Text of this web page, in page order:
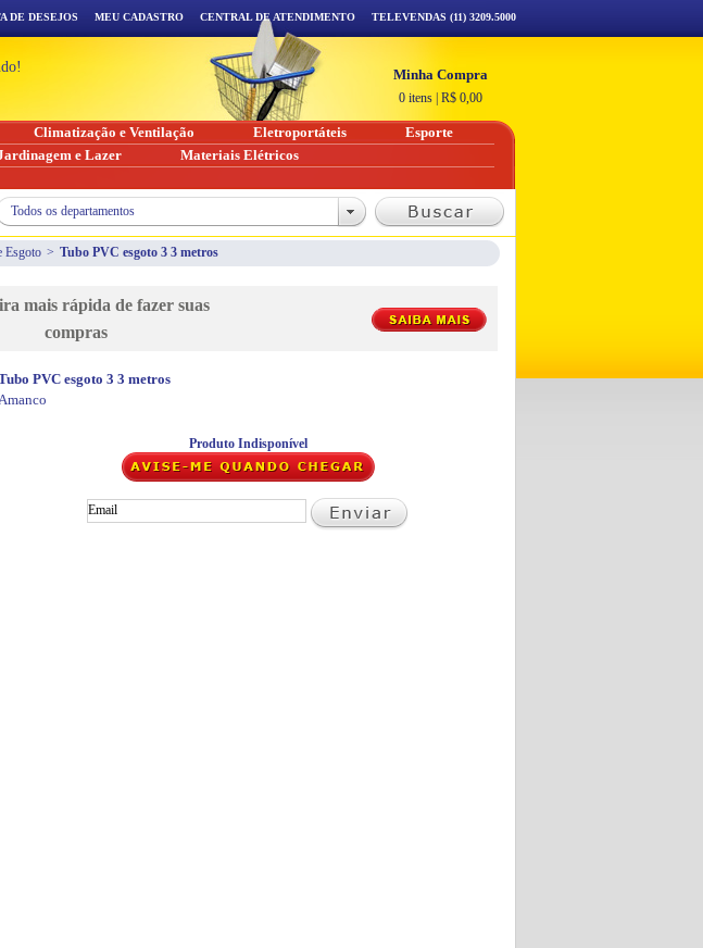
Esgoto > Tubo PVC esgoto 3 3 metros
mais rápida de fazer suas
compras
PVC esgoto 3 3 metros
Produto Indisponível
DE DESEJOS MEU CADASTRO CENTRAL DE ATENDIMENTO TELEVENDAS (11) 3209.5000
Minha Compra
0 itens R$ 0,00
Climatização e Ventilação Eletroportáteis
Esporte
e Lazer
Materiais Elétricos
Todos os departamentos